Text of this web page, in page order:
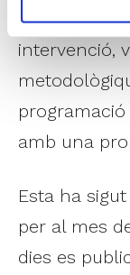
intervenció,
amb una
Esta ha
per al mes
dies es